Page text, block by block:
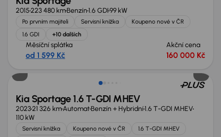
2015223 480 kmBenzín1.6 GDI99 kW
Po prvním majiteli Servisní knížka
Koupeno nové v ČR
1.6 GDI
+10 dalších
Měsíční splátka
od 1 599 Kč
Akční cena
160 000 Kč
Kia Sportage 1.6 T-GDI MHEV
202321 326 kmAutomatBenzín + Hybridní1.6 T-GDI MHEV
110 kW
Servisní knížka Koupeno nové v ČR
1.6 T-GDI MHEV